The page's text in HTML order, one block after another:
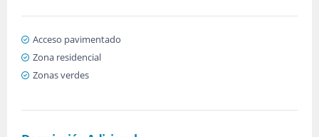
Acceso pavimentado
Zona residencial
Zonas verdes